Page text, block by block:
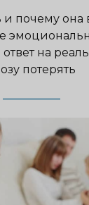
и почему она
на
потерять